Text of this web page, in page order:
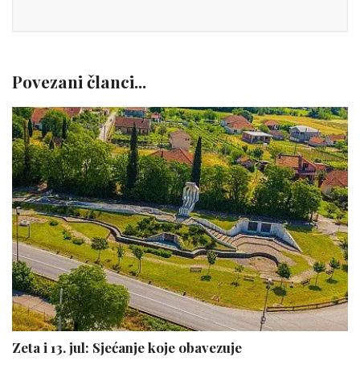
Povezani članci...
Zeta i 13. jul: Sjećanje koje obavezuje